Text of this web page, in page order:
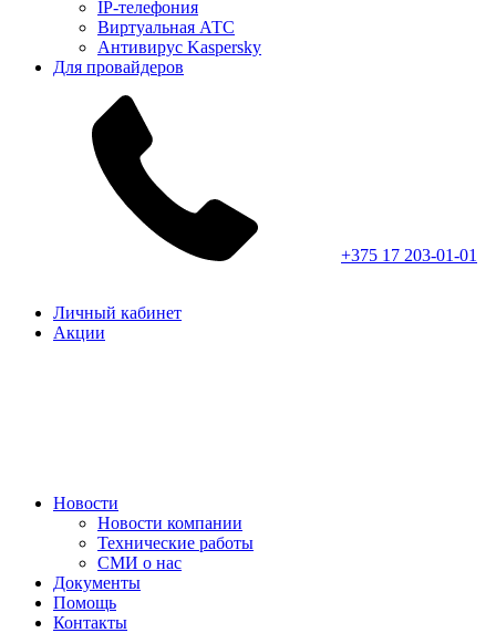
IP-телефония
Виртуальная АТС
Антивирус Kaspersky
Для провайдеров
+375 17 203-01-01
Личный кабинет
Акции
Новости
Новости компании
Технические работы
СМИ о нас
Документы
Помощь
Контакты